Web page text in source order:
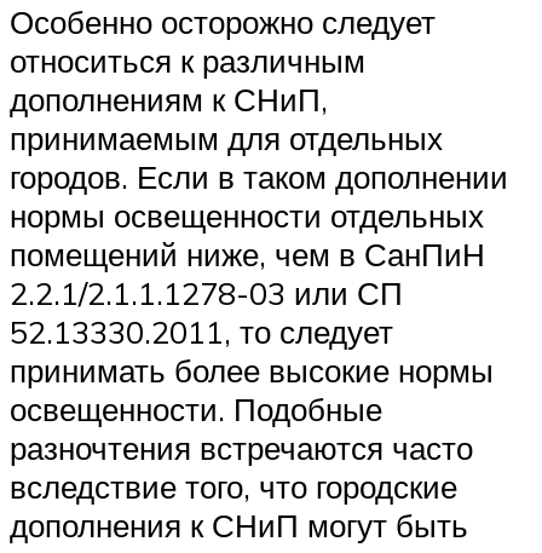
Особенно осторожно следует
относиться к различным
дополнениям к СНиП,
принимаемым для отдельных
городов. Если в таком дополнении
нормы освещенности отдельных
помещений ниже, чем в СанПиН
2.2.1/2.1.1.1278-03 или СП
52.13330.2011, то следует
принимать более высокие нормы
освещенности. Подобные
разночтения встречаются часто
вследствие того, что городские
дополнения к СНиП могут быть